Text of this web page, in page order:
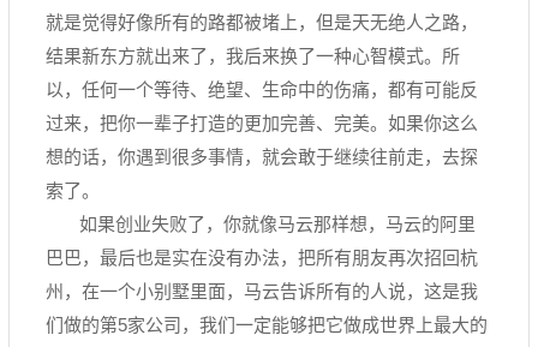
就是觉得好像所有的路都被堵上，但是天无绝人之路，
结果新东方就出来了，我后来换了一种心智模式。所
以，任何一个等待、绝望、生命中的伤痛，都有可能反
过来，把你一辈子打造的更加完善、完美。如果你这么
想的话，你遇到很多事情，就会敢于继续往前走，去探
索了。
如果创业失败了，你就像马云那样想，马云的阿里
巴巴，最后也是实在没有办法，把所有朋友再次招回杭
州，在一个小别墅里面，马云告诉所有的人说，这是我
们做的第5家公司，我们一定能够把它做成世界上最大的